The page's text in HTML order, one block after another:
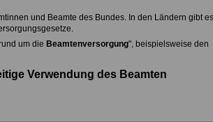
und Beamte des Bundes. In den Ländern gibt es
um die Beamtenversorgung", beispielsweise den
Verwendung des Beamten